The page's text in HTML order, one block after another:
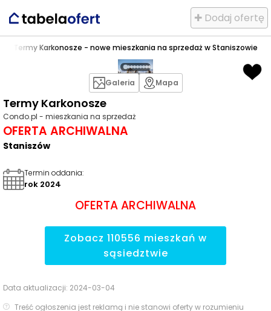
✚ Dodaj ofertę
Termy Karkonosze - nowe mieszkania na sprzedaż w Staniszowie
Termy Karkonosze
Condo.pl - mieszkania na sprzedaż
OFERTA ARCHIWALNA
Staniszów
Galeria Mapa
Termin oddania:
rok 2024
OFERTA ARCHIWALNA
Zobacz 110556 mieszkań w
sąsiedztwie
Data aktualizacji: 2024-03-04
Treść ogłoszenia jest reklamą i nie stanowi oferty w rozumieniu